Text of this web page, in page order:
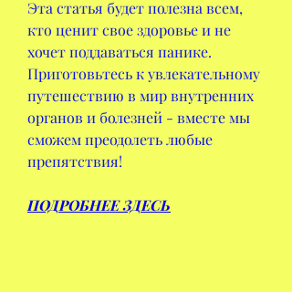
Эта статья будет полезна всем,
кто ценит свое здоровье и не
хочет поддаваться панике.
Приготовьтесь к увлекательному
путешествию в мир внутренних
органов и болезней - вместе мы
сможем преодолеть любые
препятствия!
ПОДРОБНЕЕ ЗДЕСЬ